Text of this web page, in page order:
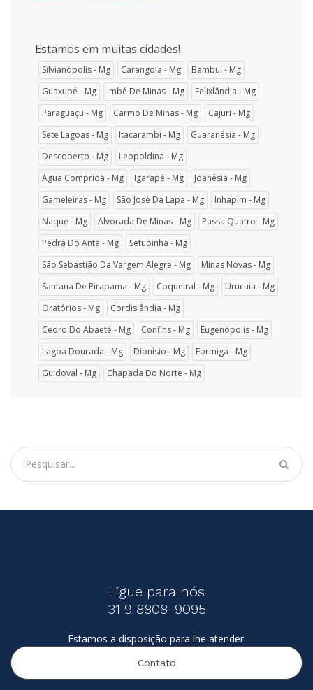
Estamos em muitas cidades!
Silvianópolis - Mg Carangola - Mg
Bambuí - Mg
Guaxupé - Mg
Imbé De Minas - Mg
Felixlândia - Mg
Paraguaçu - Mg
Carmo De Minas - Mg
Cajuri - Mg
Sete Lagoas - Mg
Itacarambi - Mg
Guaranésia - Mg
Descoberto - Mg
Leopoldina - Mg
Água Comprida - Mg
Igarapé - Mg
Joanésia - Mg
Gameleiras - Mg
São José Da Lapa - Mg
Inhapim - Mg
Naque - Mg
Alvorada De Minas - Mg
Passa Quatro - Mg
Pedra Do Anta - Mg
Setubinha - Mg
São Sebastião Da Vargem Alegre - Mg
Minas Novas - Mg
Santana De Pirapama - Mg
Coqueiral - Mg
Urucuia - Mg
Oratórios - Mg
Cordislândia - Mg
Cedro Do Abaeté - Mg
Confins - Mg
Eugenópolis - Mg
Lagoa Dourada - Mg
Dionísio - Mg
Formiga - Mg
Guidoval - Mg
Chapada Do Norte - Mg
Ligue para nós
31 9 8808-9095
Estamos a disposição para lhe atender.
Contato